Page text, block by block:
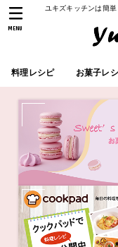
ユキズキッチンは簡
料理レシピ お菓子レ
MENU